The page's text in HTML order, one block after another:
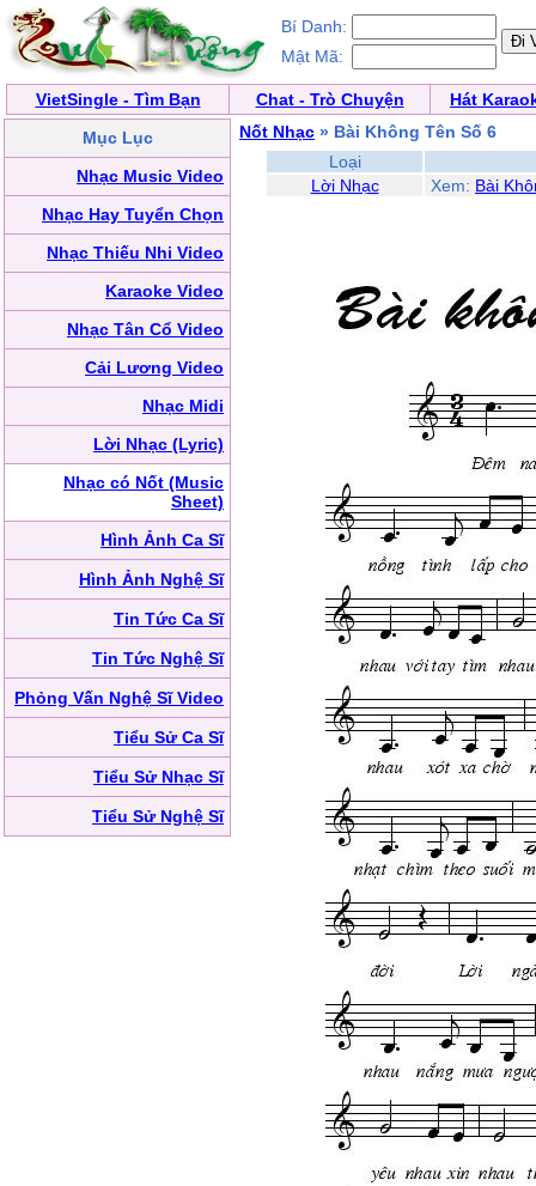
Bí Danh:
Mật Mã:
VietSingle - Tìm Bạn Chat - Trò Chuyện
Hát
Mục Lục
Nhạc Music Video
Nhạc Hay Tuyển Chọn
Nhạc Thiếu Nhi Video
Karaoke Video
Nhạc Tân Cổ Video
Cải Lương Video
Nhạc Midi
Lời Nhạc (Lyric)
Nhạc có Nốt (Music
Sheet)
Hình Ảnh Ca Sĩ
Hình Ảnh Nghệ Sĩ
Tin Tức Ca Sĩ
Tin Tức Nghệ Sĩ
Phỏng Vấn Nghệ Sĩ Video
Tiểu Sử Ca Sĩ
Tiểu Sử Nhạc Sĩ
Tiểu Sử Nghệ Sĩ
Nốt Nhạc » Bài Không Tên Số 6
Loại
Lời Nhạc
Xem: Bài